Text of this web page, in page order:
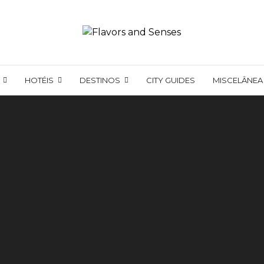
HOTÉIS DESTINOS CITY GUIDES MISCELÂNEA